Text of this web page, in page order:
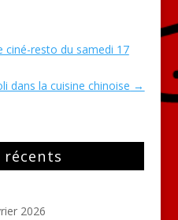
ciné-resto du samedi 17
dans la cuisine chinoise →
2026